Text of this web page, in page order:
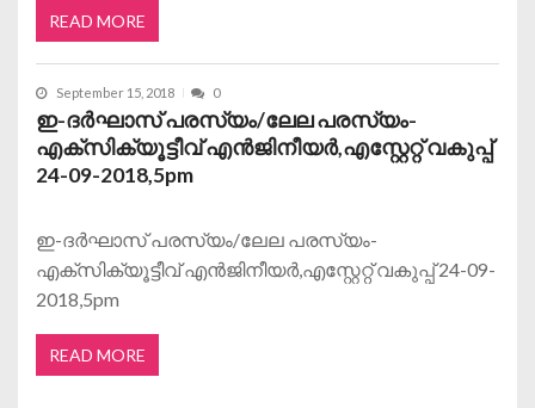
READ MORE
September 15, 2018 0
ഇ-ദര്‍ഘാസ് പരസ്യം/ലേല പരസ്യം-
എക്സിക്യൂട്ടീവ് എന്‍ജിനീയര്‍,എസ്റ്റേറ്റ് വകുപ്പ്
24-09-2018,5pm
ഇ-ദര്‍ഘാസ് പരസ്യം/ലേല പരസ്യം-
എക്സിക്യൂട്ടീവ് എന്‍ജിനീയര്‍,എസ്റ്റേറ്റ് വകുപ്പ് 24-09-
2018,5pm
READ MORE